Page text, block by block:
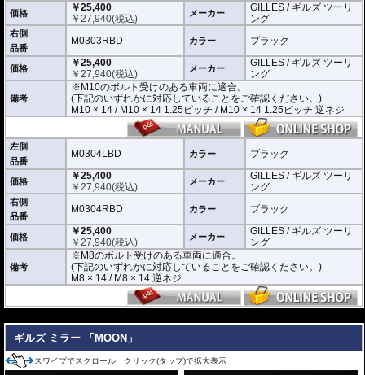
※商品は汎用品です。
(取付確認がされているものは下記の適合検索で適合品番をご確認いただけま
す。)
M0303LBD / M0303RBD : M10のボルト受けのある車両に適合
※車体側のミラーの取り付け部分が下記のいずれかのネジに対応していること
をご確認ください。
M10 × 14 / M10 × 14 1.25ピッチ / M10 × 14 1.25ピッチ 逆ネジ
M0304LBD / M0304RBD : M8のボルト受けのある車両に適合
※車体側のミラーの取り付け部分が下記のいずれかのネジに対応していること
M8 × 14 / M8 × 14 逆ネジ
※取付箇所の状況や干渉するものがないかなど、あらかじめ寸法図を参考に実
車にて事前にご確認願います。
価格
￥25,400
￥27,940(税込) メーカー
GILLES / ギルズ ツーリ
ング
右側
品番
M0303RBD カラー ブラック
価格
￥25,400
￥27,940(税込) メーカー
GILLES / ギルズ ツーリ
ング
備考
※M10のボルト受けのある車両に適合。
(下記のいずれかに対応していることをご確認ください。)
M10 × 14 / M10 × 14 1.25ピッチ / M10 × 14 1.25ピッチ 逆ネジ
左側
品番
M0304LBD カラー ブラック
価格
￥25,400
￥27,940(税込) メーカー
GILLES / ギルズ ツーリ
ング
右側
品番
M0304RBD カラー ブラック
価格
￥25,400
￥27,940(税込) メーカー
GILLES / ギルズ ツーリ
ング
備考
※M8のボルト受けのある車両に適合。
(下記のいずれかに対応していることをご確認ください。)
M8 × 14 / M8 × 14 逆ネジ
ギルズ ミラー 「MOON」
スワイプでスクロール、クリック(タップ)で拡大表示